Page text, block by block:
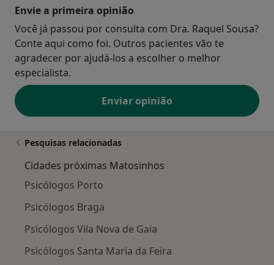
Envie a primeira opinião
Você já passou por consulta com Dra. Raquel Sousa?
Conte aqui como foi. Outros pacientes vão te
agradecer por ajudá-los a escolher o melhor
especialista.
Enviar opinião
Pesquisas relacionadas
Cidades próximas Matosinhos
Psicólogos Porto
Psicólogos Braga
Psicólogos Vila Nova de Gaia
Psicólogos Santa Maria da Feira